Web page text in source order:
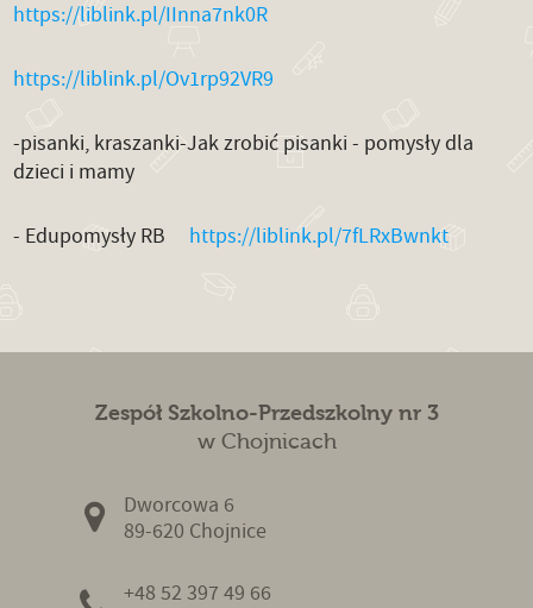
https://liblink.pl/IInna7nk0R
https://liblink.pl/Ov1rp92VR9
-pisanki, kraszanki-Jak zrobić pisanki - pomysły dla
dzieci i mamy
- Edupomysły RB https://liblink.pl/7fLRxBwnkt
Zespół Szkolno-Przedszkolny nr 3
w Chojnicach
Dworcowa 6
89-620 Chojnice
+48 52 397 49 66